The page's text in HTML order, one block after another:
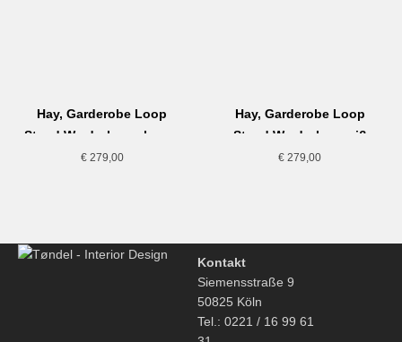
Hay, Garderobe Loop
Stand Wardrobe, schwarz
€279,00
Hay, Garderobe Loop
Stand Wardrobe, weiß
€ 279,00
Kontakt
Siemensstraße 9
50825 Köln
Tel.: 0221 / 16 99 61